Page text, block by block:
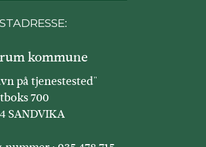
kommune
på tjenestested"
700
SANDVIKA